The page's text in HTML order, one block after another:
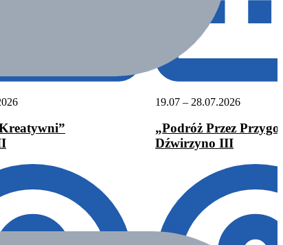
19.07 – 28.07.2026
„Podróż Przez
Dźwirzyno III